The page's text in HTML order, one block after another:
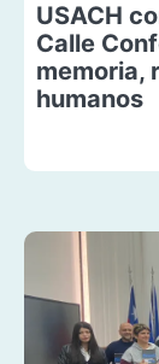
USACH
Calle
memoria,
humanos